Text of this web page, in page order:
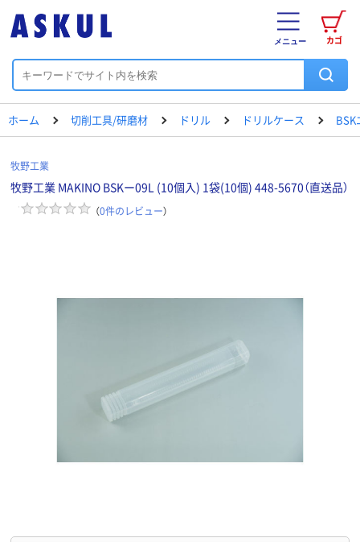
カゴ
メニュー
ホーム 切削工具/研磨材 ドリル ドリルケース BSK
牧野工業
牧野工業 MAKINO BSKー09L (10個入) 1袋(10個) 448-5670（直送品）
（0件のレビュー）